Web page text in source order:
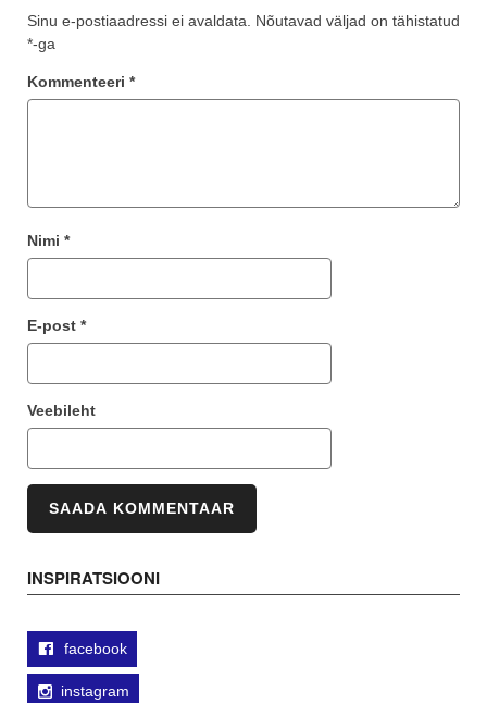
Sinu e-postiaadressi ei avaldata.
Nõutavad väljad on tähistatud
*-ga
Kommenteeri *
Nimi *
E-post *
Veebileht
INSPIRATSIOONI
facebook
instagram